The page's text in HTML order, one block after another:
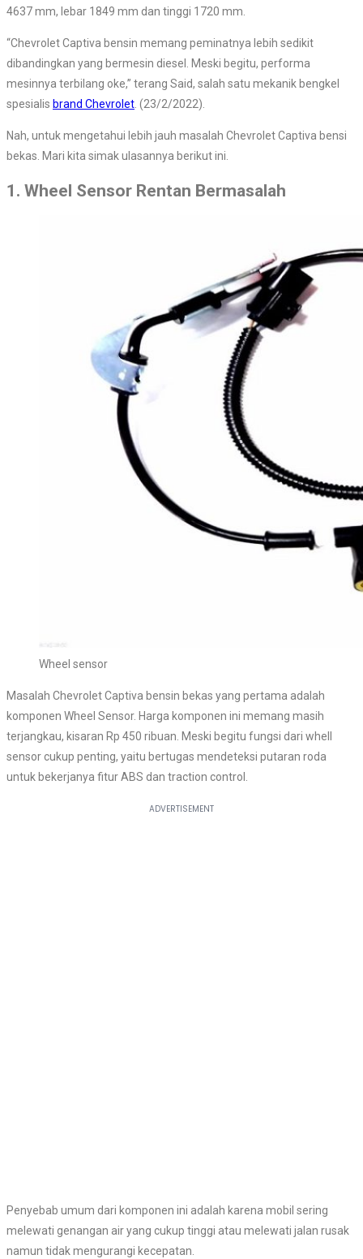
4637 mm, lebar 1849 mm dan tinggi 1720 mm.
“Chevrolet Captiva bensin memang peminatnya lebih sedikit
dibandingkan yang bermesin diesel. Meski begitu, performa
mesinnya terbilang oke,” terang Said, salah satu mekanik bengkel
spesialis brand Chevrolet. (23/2/2022).
Nah, untuk mengetahui lebih jauh masalah Chevrolet Captiva bensi
bekas. Mari kita simak ulasannya berikut ini.
1. Wheel Sensor Rentan Bermasalah
Wheel sensor
Masalah Chevrolet Captiva bensin bekas yang pertama adalah
komponen Wheel Sensor. Harga komponen ini memang masih
terjangkau, kisaran Rp 450 ribuan. Meski begitu fungsi dari whell
sensor cukup penting, yaitu bertugas mendeteksi putaran roda
untuk bekerjanya fitur ABS dan traction control.
Penyebab umum dari komponen ini adalah karena mobil sering
melewati genangan air yang cukup tinggi atau melewati jalan rusak
namun tidak mengurangi kecepatan.